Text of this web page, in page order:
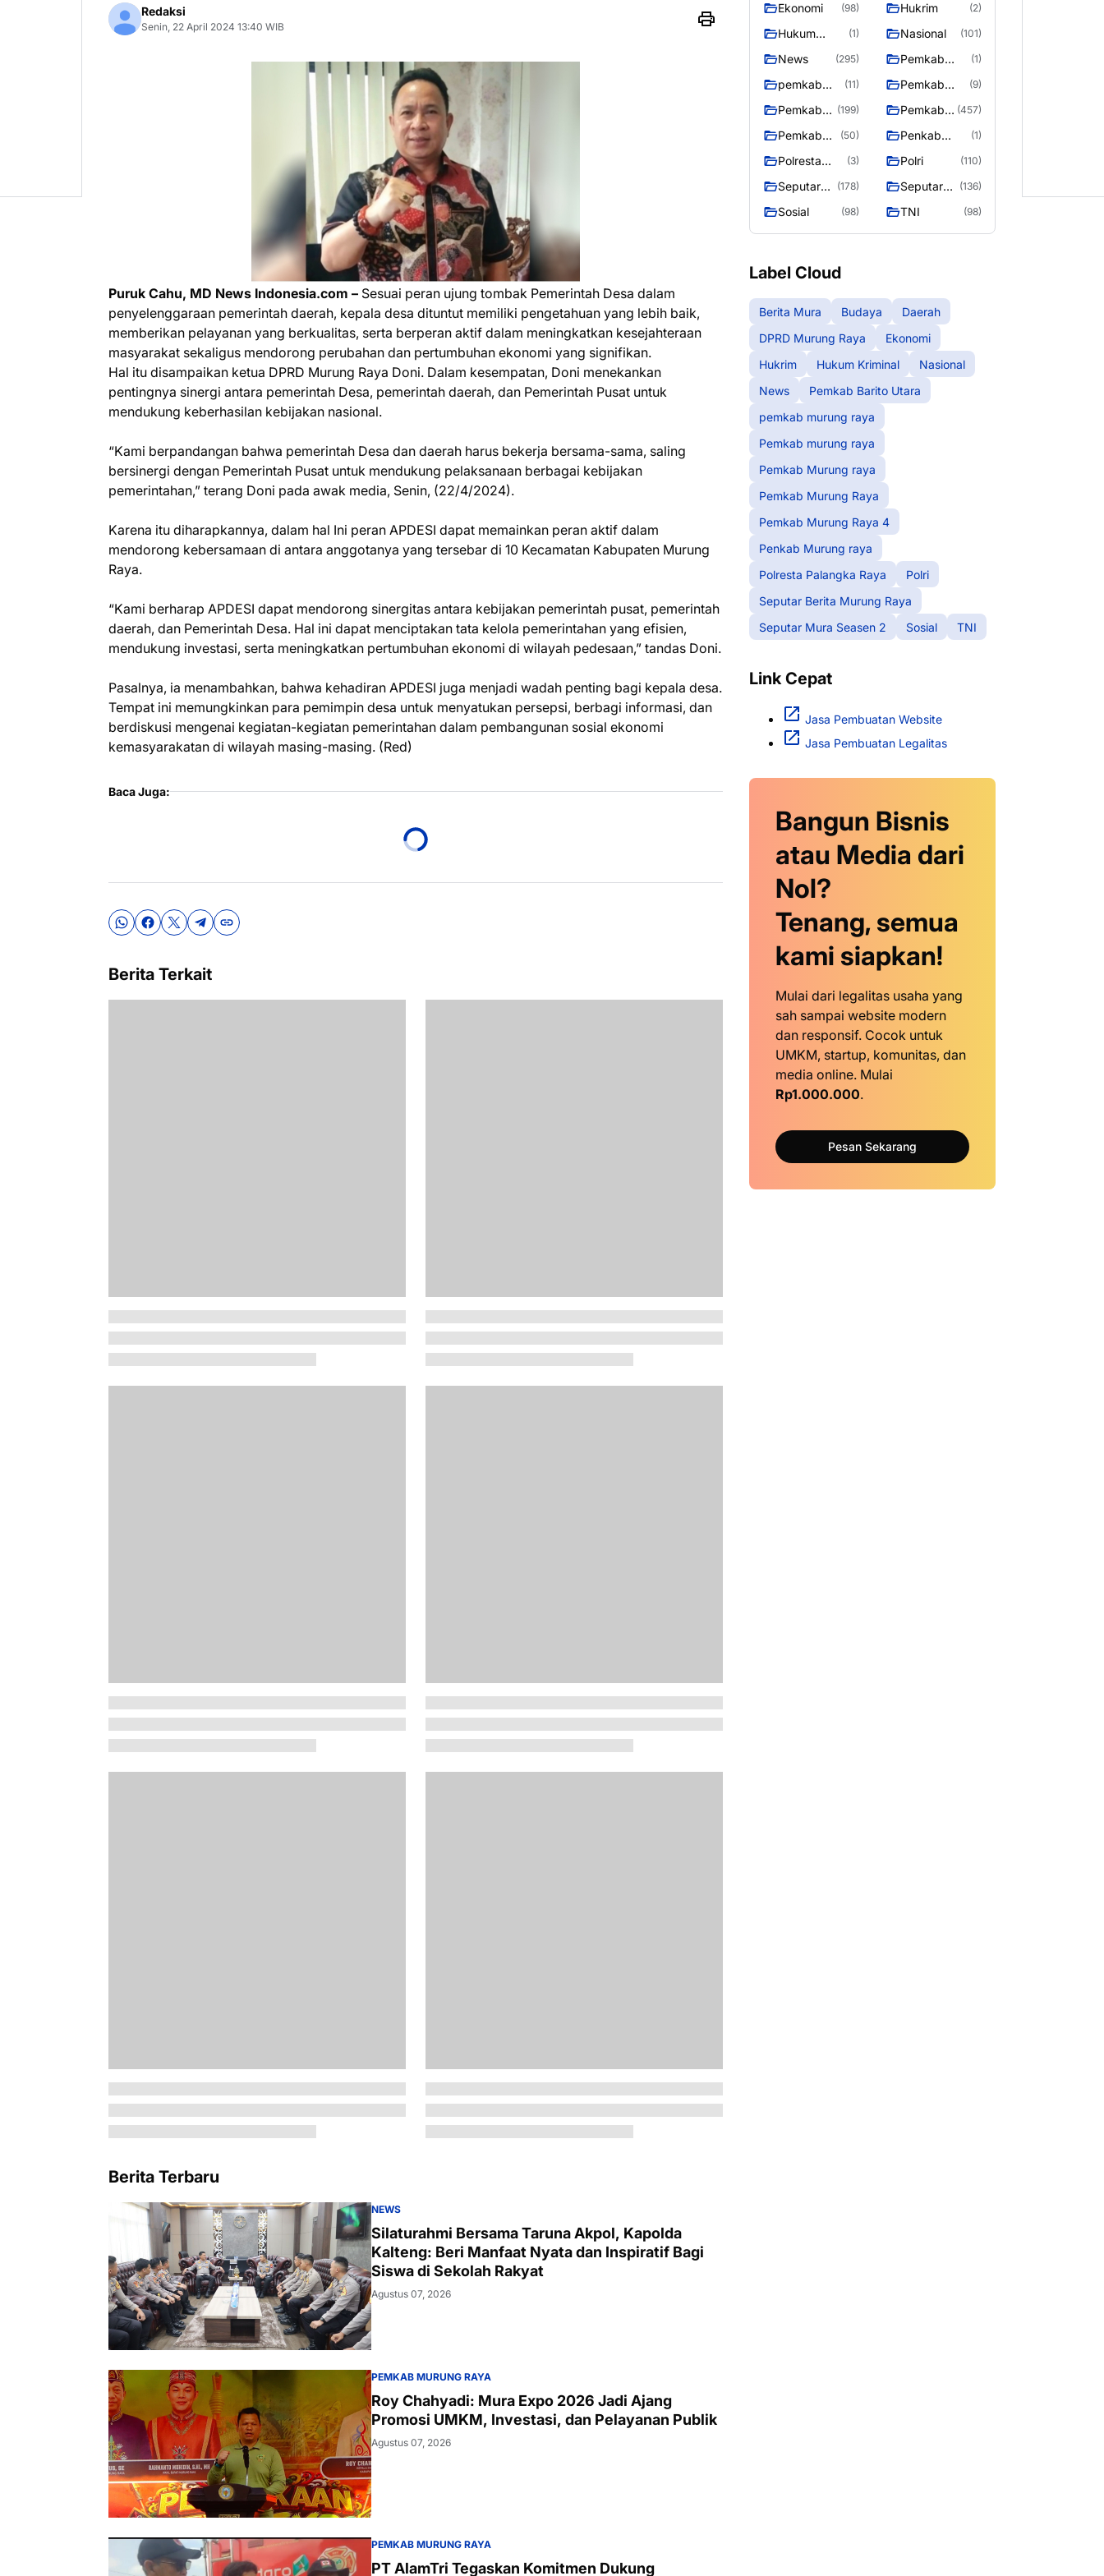
Redaksi
Senin, 22 April 2024 13:40 WIB
Puruk Cahu, MD News Indonesia.com – Sesuai peran ujung tombak Pemerintah Desa dalam
penyelenggaraan pemerintah daerah, kepala desa dituntut memiliki pengetahuan yang lebih baik,
memberikan pelayanan yang berkualitas, serta berperan aktif dalam meningkatkan kesejahteraan
masyarakat sekaligus mendorong perubahan dan pertumbuhan ekonomi yang signifikan.
Hal itu disampaikan ketua DPRD Murung Raya Doni. Dalam kesempatan, Doni menekankan
pentingnya sinergi antara pemerintah Desa, pemerintah daerah, dan Pemerintah Pusat untuk
mendukung keberhasilan kebijakan nasional.
“Kami berpandangan bahwa pemerintah Desa dan daerah harus bekerja bersama-sama, saling
bersinergi dengan Pemerintah Pusat untuk mendukung pelaksanaan berbagai kebijakan
pemerintahan,” terang Doni pada awak media, Senin, (22/4/2024).
Karena itu diharapkannya, dalam hal Ini peran APDESI dapat memainkan peran aktif dalam
mendorong kebersamaan di antara anggotanya yang tersebar di 10 Kecamatan Kabupaten Murung
Raya.
“Kami berharap APDESI dapat mendorong sinergitas antara kebijakan pemerintah pusat, pemerintah
daerah, dan Pemerintah Desa. Hal ini dapat menciptakan tata kelola pemerintahan yang efisien,
mendukung investasi, serta meningkatkan pertumbuhan ekonomi di wilayah pedesaan,” tandas Doni.
Pasalnya, ia menambahkan, bahwa kehadiran APDESI juga menjadi wadah penting bagi kepala desa.
Tempat ini memungkinkan para pemimpin desa untuk menyatukan persepsi, berbagi informasi, dan
berdiskusi mengenai kegiatan-kegiatan pemerintahan dalam pembangunan sosial ekonomi
kemasyarakatan di wilayah masing-masing. (Red)
Baca Juga:
Berita Terkait
Berita Terbaru
NEWS
Silaturahmi Bersama Taruna Akpol, Kapolda
Kalteng: Beri Manfaat Nyata dan Inspiratif Bagi
Siswa di Sekolah Rakyat
Agustus 07, 2026
PEMKAB MURUNG RAYA
Roy Chahyadi: Mura Expo 2026 Jadi Ajang
Promosi UMKM, Investasi, dan Pelayanan Publik
Agustus 07, 2026
PEMKAB MURUNG RAYA
PT AlamTri Tegaskan Komitmen Dukung
Raya
Ekonomi (98) Hukrim (2)
Hukum
(1) Nasional (101)
News (295)
Pemkab
(1)
pemkab
raya
(11)
Pemkab
murung raya
(9)
Pemkab
raya
(199)
Pemkab
Raya
(457)
Pemkab
Raya 4
(50)
Penkab
Murung raya
(1)
Polresta
Raya
(3) Polri (110)
Seputar
Murung
Raya
(178)
Seputar
Seasen 2
(136)
Sosial (98) TNI (98)
Label Cloud
Berita Mura Budaya
Daerah
DPRD Murung Raya
Ekonomi
Hukrim
Hukum Kriminal
Nasional
News
Pemkab Barito Utara
pemkab murung raya
Pemkab murung raya
Pemkab Murung raya
Pemkab Murung Raya
Pemkab Murung Raya 4
Penkab Murung raya
Polresta Palangka Raya
Polri
Seputar Berita Murung Raya
Seputar Mura Seasen 2
Sosial TNI
Link Cepat
Jasa Pembuatan Website
Jasa Pembuatan Legalitas
Bangun Bisnis
atau Media dari
Nol?
Tenang, semua
kami siapkan!
Mulai dari legalitas usaha yang
sah sampai website modern
dan responsif. Cocok untuk
UMKM, startup, komunitas, dan
media online. Mulai
Rp1.000.000.
Pesan Sekarang